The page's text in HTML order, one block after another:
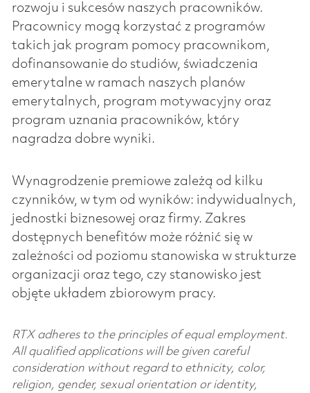
rozwoju i sukcesów naszych pracowników.
Pracownicy mogą korzystać z programów
takich jak program pomocy pracownikom,
dofinansowanie do studiów, świadczenia
emerytalne w ramach naszych planów
emerytalnych, program motywacyjny oraz
program uznania pracowników, który
nagradza dobre wyniki.
Wynagrodzenie premiowe zależą od kilku
czynników, w tym od wyników: indywidualnych,
jednostki biznesowej oraz firmy. Zakres
dostępnych benefitów może różnić się w
zależności od poziomu stanowiska w strukturze
organizacji oraz tego, czy stanowisko jest
objęte układem zbiorowym pracy.
RTX adheres to the principles of equal employment.
All qualified applications will be given careful
consideration without regard to ethnicity, color,
religion, gender, sexual orientation or identity,